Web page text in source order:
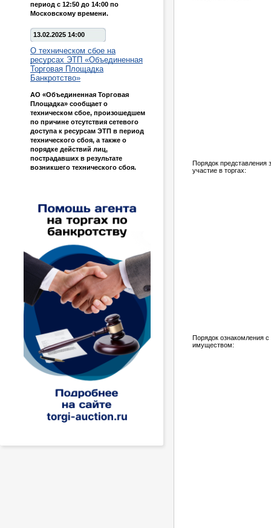
период с 12:50 до 14:00 по
Московскому времени.
13.02.2025 14:00
О техническом сбое на
ресурсах ЭТП «Объединенная
Торговая Площадка
Банкротство»
АО «Объединенная Торговая
Площадка» сообщает о
техническом сбое, произошедшем
по причине отсутствия сетевого
доступа к ресурсам ЭТП в период
технического сбоя, а также о
порядке действий лиц,
пострадавших в результате
возникшего технического сбоя.
Порядок представления
участие в торгах:
Порядок ознакомления с
имуществом: